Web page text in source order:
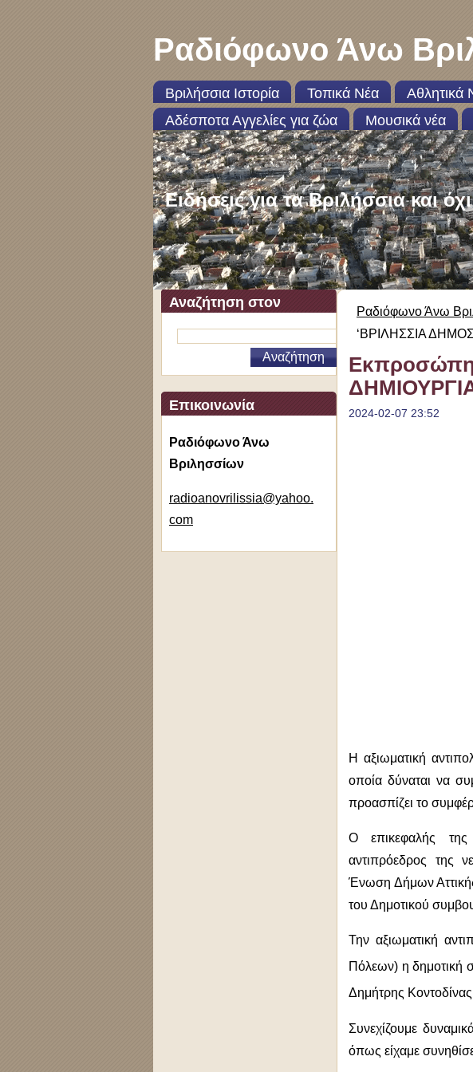
Ραδιόφωνο Άνω
Βριλήσσια Ιστορία Τοπικά Νέα Αθλητικά
Αδέσποτα Αγγελίες για ζώα
Μουσικά νέα
Ειδήσεις για τα Βριλήσσια και
Αναζήτηση στον
ιστότοπο
Επικοινωνία
Ραδιόφωνο Άνω
Βριλησσίων
radioanovrilissia@yahoo.
com
Ραδιόφωνο Άνω
‘ΒΡΙΛΗΣΣΙΑ
2024-02-07 23:52
Η αξιωματική
οποία δύναται να
προασπίζει το
Ο επικεφαλής της
αντιπρόεδρος της
Ένωση Δήμων
του Δημοτικού
Την αξιωματική
Πόλεων) η δημοτική
Δημήτρης
Συνεχίζουμε
όπως είχαμε